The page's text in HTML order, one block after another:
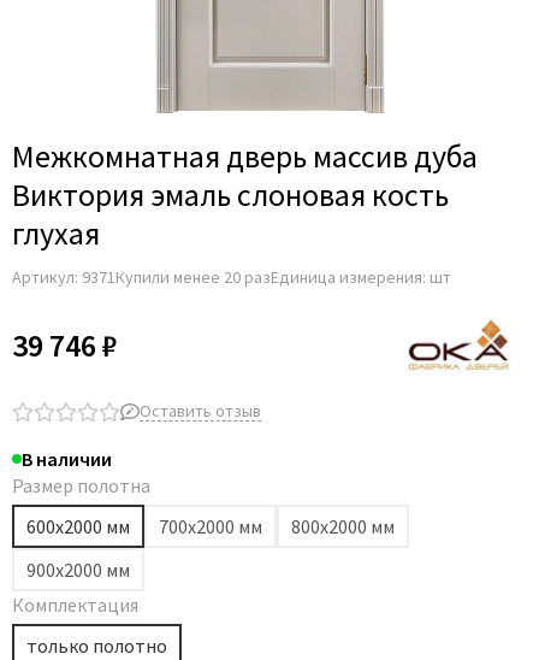
Aldeghi Luigi
Archie
Armadillo
Aurum Doors
Bravo
Comaglio
Comit
Covali
Dircode
Eclisse
El Porta
Межкомнатная дверь массив дуба
Виктория эмаль слоновая кость
глухая
Артикул: 9371Купили менее 20 разЕдиница измерения: шт
39 746 ₽
Оставить отзыв
В наличии
Размер полотна
600х2000 мм
700х2000 мм
800х2000 мм
900х2000 мм
Комплектация
только полотно